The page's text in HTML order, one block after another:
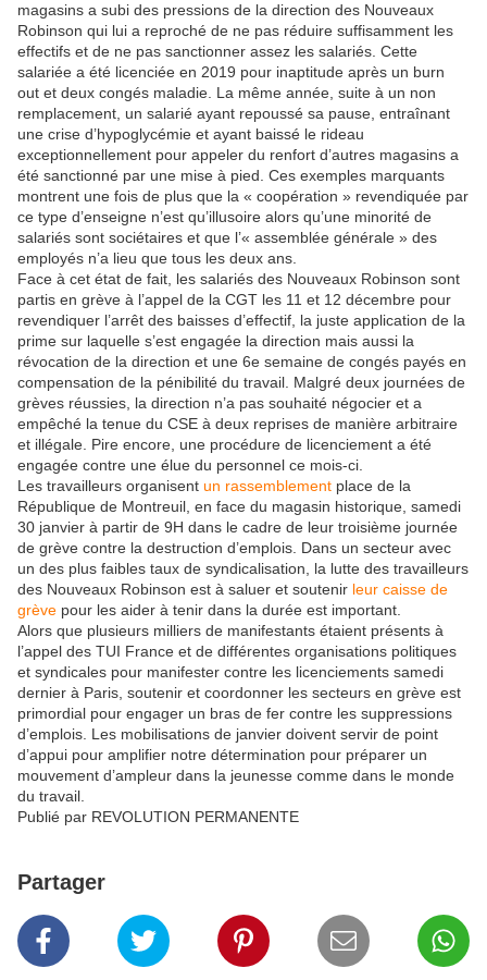
magasins a subi des pressions de la direction des Nouveaux
Robinson qui lui a reproché de ne pas réduire suffisamment les
effectifs et de ne pas sanctionner assez les salariés. Cette
salariée a été licenciée en 2019 pour inaptitude après un burn
out et deux congés maladie. La même année, suite à un non
remplacement, un salarié ayant repoussé sa pause, entraînant
une crise d’hypoglycémie et ayant baissé le rideau
exceptionnellement pour appeler du renfort d’autres magasins a
été sanctionné par une mise à pied. Ces exemples marquants
montrent une fois de plus que la « coopération » revendiquée par
ce type d’enseigne n’est qu’illusoire alors qu’une minorité de
salariés sont sociétaires et que l’« assemblée générale » des
employés n’a lieu que tous les deux ans.
Face à cet état de fait, les salariés des Nouveaux Robinson sont
partis en grève à l’appel de la CGT les 11 et 12 décembre pour
revendiquer l’arrêt des baisses d’effectif, la juste application de la
prime sur laquelle s’est engagée la direction mais aussi la
révocation de la direction et une 6e semaine de congés payés en
compensation de la pénibilité du travail. Malgré deux journées de
grèves réussies, la direction n’a pas souhaité négocier et a
empêché la tenue du CSE à deux reprises de manière arbitraire
et illégale. Pire encore, une procédure de licenciement a été
engagée contre une élue du personnel ce mois-ci.
Les travailleurs organisent un rassemblement place de la
République de Montreuil, en face du magasin historique, samedi
30 janvier à partir de 9H dans le cadre de leur troisième journée
de grève contre la destruction d’emplois. Dans un secteur avec
un des plus faibles taux de syndicalisation, la lutte des travailleurs
des Nouveaux Robinson est à saluer et soutenir leur caisse de
grève pour les aider à tenir dans la durée est important.
Alors que plusieurs milliers de manifestants étaient présents à
l’appel des TUI France et de différentes organisations politiques
et syndicales pour manifester contre les licenciements samedi
dernier à Paris, soutenir et coordonner les secteurs en grève est
primordial pour engager un bras de fer contre les suppressions
d’emplois. Les mobilisations de janvier doivent servir de point
d’appui pour amplifier notre détermination pour préparer un
mouvement d’ampleur dans la jeunesse comme dans le monde
du travail.
Publié par REVOLUTION PERMANENTE
Partager